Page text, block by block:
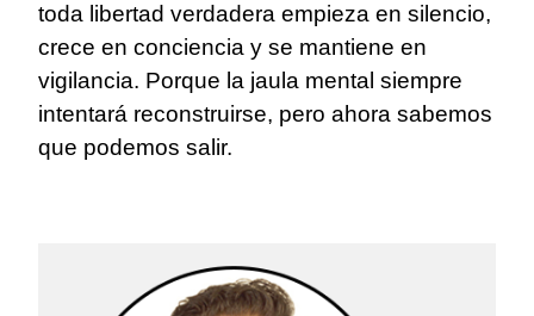
toda libertad verdadera empieza en silencio,
crece en conciencia y se mantiene en
vigilancia. Porque la jaula mental siempre
intentará reconstruirse, pero ahora sabemos
que podemos salir.